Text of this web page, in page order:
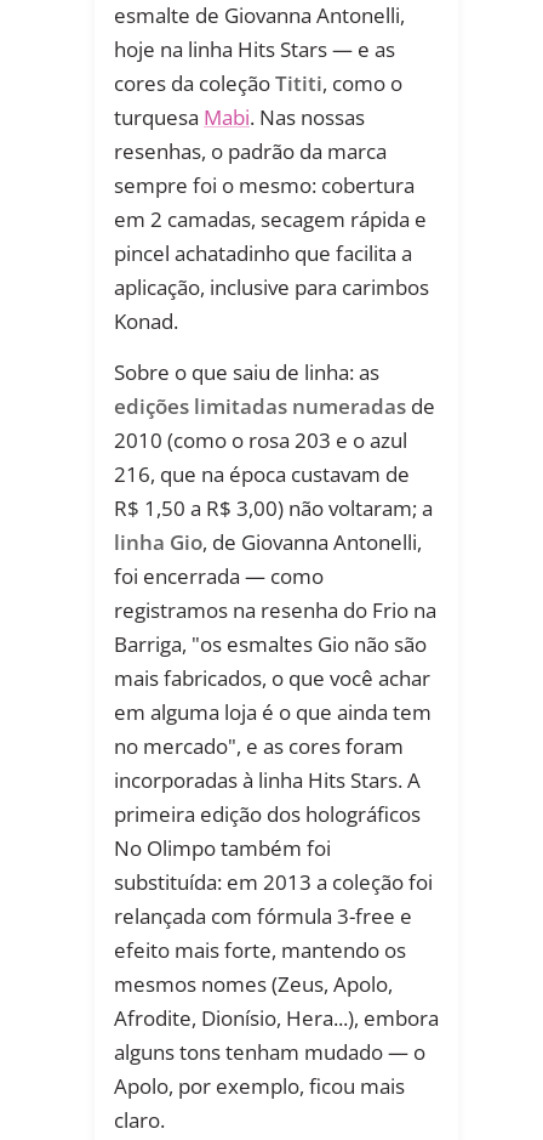
esmalte de Giovanna Antonelli,
hoje na linha Hits Stars — e as
cores da coleçãoTititi, como o
turquesa Mabi. Nas nossas
resenhas, o padrão da marca
sempre foi o mesmo: cobertura
em 2 camadas, secagem rápida e
pincel achatadinho que facilita a
aplicação, inclusive para carimbos
Konad.
Sobre o que saiu de linha: as
edições limitadas numeradas de
2010 (como o rosa 203 e o azul
216, que na época custavam de
R$ 1,50 a R$ 3,00) não voltaram; a
linha Gio, de Giovanna Antonelli,
foi encerrada — como
registramos na resenha do Frio na
Barriga, "os esmaltes Gio não são
mais fabricados, o que você achar
em alguma loja é o que ainda tem
no mercado", e as cores foram
incorporadas à linha Hits Stars. A
primeira edição dos holográficos
No Olimpo também foi
substituída: em 2013 a coleção foi
relançada com fórmula 3-free e
efeito mais forte, mantendo os
mesmos nomes (Zeus, Apolo,
Afrodite, Dionísio, Hera...), embora
alguns tons tenham mudado — o
Apolo, por exemplo, ficou mais
claro.